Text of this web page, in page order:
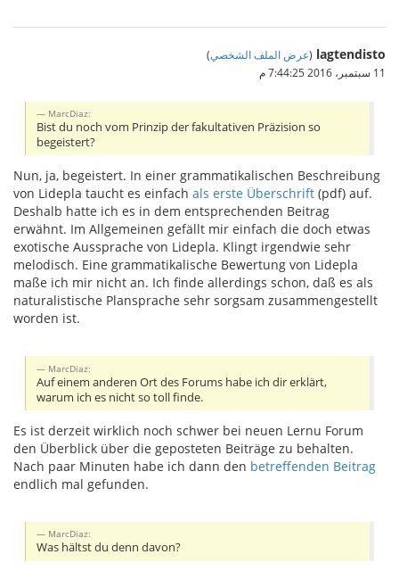
lagtendisto
(عرض الملف الشخصي)
11 سبتمبر، 2016 7:44:25 م
MarcDiaz:
Bist du noch vom Prinzip der fakultativen Präzision so
begeistert?
Nun, ja, begeistert. In einer grammatikalischen Beschreibung
von Lidepla taucht es einfach als erste Überschrift (pdf) auf.
Deshalb hatte ich es in dem entsprechenden Beitrag
erwähnt. Im Allgemeinen gefällt mir einfach die doch etwas
exotische Aussprache von Lidepla. Klingt irgendwie sehr
melodisch. Eine grammatikalische Bewertung von Lidepla
maße ich mir nicht an. Ich finde allerdings schon, daß es als
naturalistische Plansprache sehr sorgsam zusammengestellt
worden ist.
MarcDiaz:
Auf einem anderen Ort des Forums habe ich dir erklärt,
warum ich es nicht so toll finde.
Es ist derzeit wirklich noch schwer bei neuen Lernu Forum
den Überblick über die geposteten Beiträge zu behalten.
Nach paar Minuten habe ich dann den betreffenden Beitrag
endlich mal gefunden.
MarcDiaz:
Was hältst du denn davon?